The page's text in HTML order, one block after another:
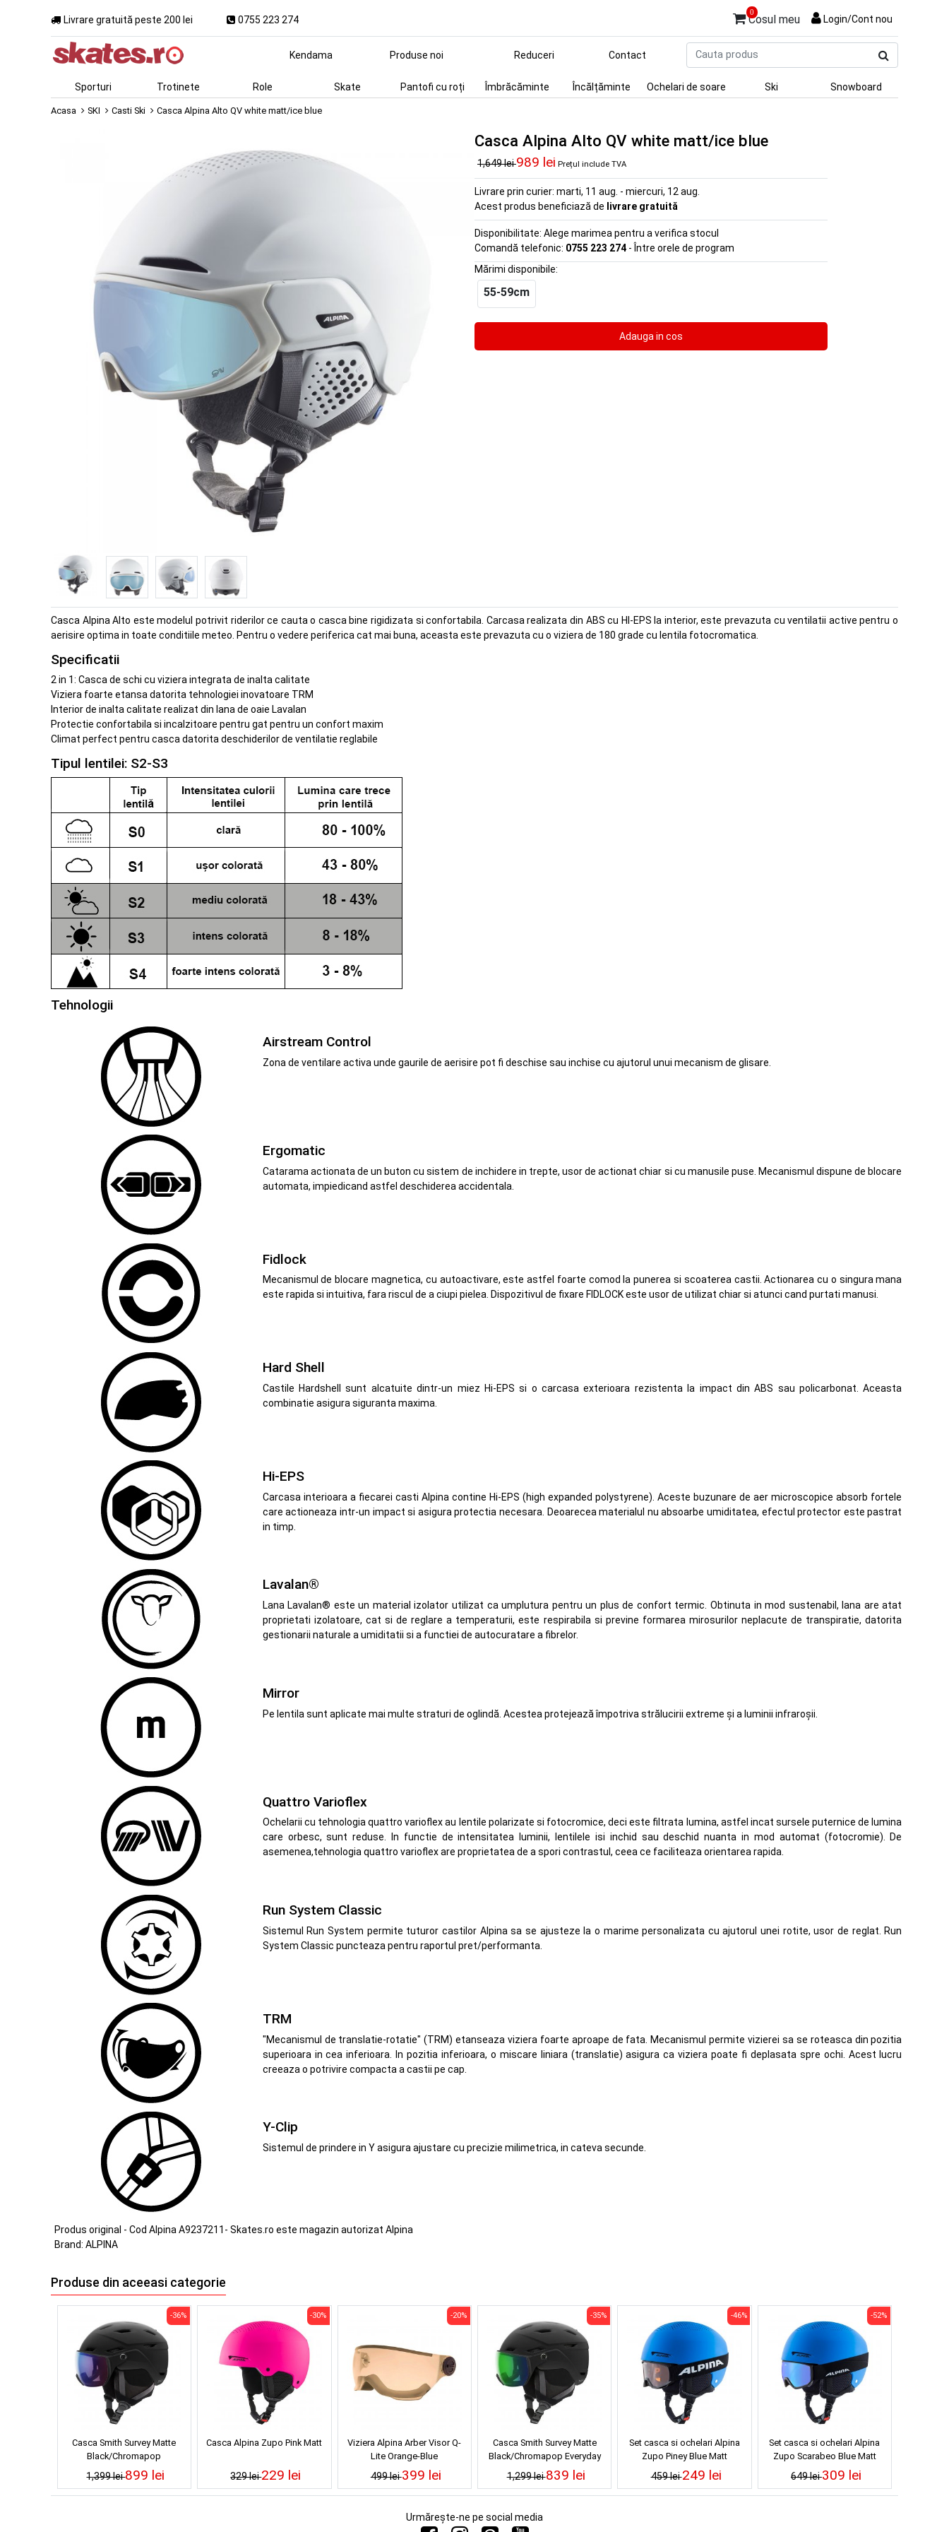
Livrare gratuită peste 200 lei 0755 223 274
0
Cosul meu Login/Cont nou
produs
Kendama Produse noi Reduceri Contact
Sporturi Trotinete Role Skate Pantofi cu roți Îmbrăcăminte Încălțăminte Ochelari de soare Ski Snowboard
Acasa SKI Casti Ski Casca Alpina Alto QV white matt/ice blue
Casca Alpina Alto QV white matt/ice blue
1,649 lei989 lei Prețul include TVA
Livrare prin curier: marti, 11 aug. - miercuri, 12 aug.
Acest produs beneficiază de livrare gratuită
Disponibilitate: Alege marimea pentru a verifica stocul
Comandă telefonic: 0755 223 274 - Între orele de program
Mărimi disponibile:
55-59cm
Casca Alpina Alto este modelul potrivit riderilor ce cauta o casca bine rigidizata si confortabila. Carcasa realizata din ABS cu HI-EPS la interior, este prevazuta cu ventilatii active pentru o
aerisire optima in toate conditiile meteo. Pentru o vedere periferica cat mai buna, aceasta este prevazuta cu o viziera de 180 grade cu lentila fotocromatica.
Specificatii
2 in 1: Casca de schi cu viziera integrata de inalta calitate
Viziera foarte etansa datorita tehnologiei inovatoare TRM
Interior de inalta calitate realizat din lana de oaie Lavalan
Protectie confortabila si incalzitoare pentru gat pentru un confort maxim
Climat perfect pentru casca datorita deschiderilor de ventilatie reglabile
Tipul lentilei: S2-S3
Tehnologii
Airstream Control
Zona de ventilare activa unde gaurile de aerisire pot fi deschise sau inchise cu ajutorul unui mecanism de glisare.
Ergomatic
Catarama actionata de un buton cu sistem de inchidere in trepte, usor de actionat chiar si cu manusile puse. Mecanismul dispune de blocare
automata, impiedicand astfel deschiderea accidentala.
Fidlock
Mecanismul de blocare magnetica, cu autoactivare, este astfel foarte comod la punerea si scoaterea castii. Actionarea cu o singura mana
este rapida si intuitiva, fara riscul de a ciupi pielea. Dispozitivul de fixare FIDLOCK este usor de utilizat chiar si atunci cand purtati manusi.
Hard Shell
Castile Hardshell sunt alcatuite dintr-un miez Hi-EPS si o carcasa exterioara rezistenta la impact din ABS sau policarbonat. Aceasta
combinatie asigura siguranta maxima.
Hi-EPS
Carcasa interioara a fiecarei casti Alpina contine Hi-EPS (high expanded polystyrene). Aceste buzunare de aer microscopice absorb fortele
care actioneaza intr-un impact si asigura protectia necesara. Deoarecea materialul nu absoarbe umiditatea, efectul protector este pastrat
in timp.
Lavalan®
Lana Lavalan® este un material izolator utilizat ca umplutura pentru un plus de confort termic. Obtinuta in mod sustenabil, lana are atat
proprietati izolatoare, cat si de reglare a temperaturii, este respirabila si previne formarea mirosurilor neplacute de transpiratie, datorita
gestionarii naturale a umiditatii si a functiei de autocuratare a fibrelor.
Mirror
Pe lentila sunt aplicate mai multe straturi de oglindă. Acestea protejează împotriva strălucirii extreme și a luminii infraroșii.
Quattro Varioflex
Ochelarii cu tehnologia quattro varioflex au lentile polarizate si fotocromice, deci este filtrata lumina, astfel incat sursele puternice de lumina
care orbesc, sunt reduse. In functie de intensitatea luminii, lentilele isi inchid sau deschid nuanta in mod automat (fotocromie). De
asemenea,tehnologia quattro varioflex are proprietatea de a spori contrastul, ceea ce faciliteaza orientarea rapida.
Run System Classic
Sistemul Run System permite tuturor castilor Alpina sa se ajusteze la o marime personalizata cu ajutorul unei rotite, usor de reglat. Run
System Classic puncteaza pentru raportul pret/performanta.
TRM
"Mecanismul de translatie-rotatie" (TRM) etanseaza viziera foarte aproape de fata. Mecanismul permite vizierei sa se roteasca din pozitia
superioara in cea inferioara. In pozitia inferioara, o miscare liniara (translatie) asigura ca viziera poate fi deplasata spre ochi. Acest lucru
creeaza o potrivire compacta a castii pe cap.
Y-Clip
Sistemul de prindere in Y asigura ajustare cu precizie milimetrica, in cateva secunde.
Produs original - Cod Alpina A9237211- Skates.ro este magazin autorizat Alpina
Brand: ALPINA
Produse din aceeasi categorie
Casca Smith Survey Matte
Black/Chromapop
Photochromic Rose Flash
1,399 lei
-36%
899 lei
Casca Alpina Zupo Pink Matt
329 lei
-30%
229 lei
Viziera Alpina Arber Visor Q-
Lite Orange-Blue
499 lei
-20%
399 lei
Casca Smith Survey Matte
Black/Chromapop Everyday
Green Mirror
1,299 lei
-35%
839 lei
Set casca si ochelari Alpina
Zupo Piney Blue Matt
459 lei
-46%
249 lei
Set casca si ochelari Alpina
Zupo Scarabeo Blue Matt
649 lei
-52%
309 lei
Urmărește-ne pe social media